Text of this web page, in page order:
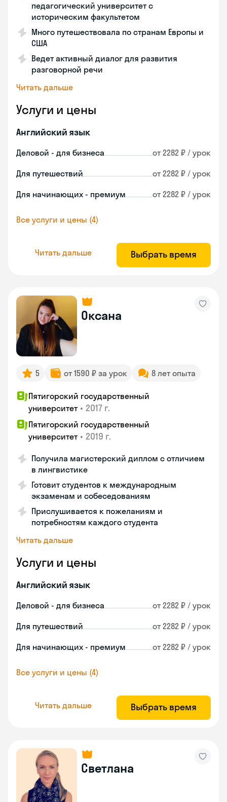
педагогический университет с
историческим факультетом
Много путешествовала по странам Европы и
США
Ведет активный диалог для развития
разговорной речи
Читать дальше
Услуги и цены
Английский язык
Деловой - для бизнеса от 2282 ₽ / урок
Для путешествий от 2282 ₽ / урок
Для начинающих - премиум от 2282 ₽ / урок
Все услуги и цены (4)
Читать дальше Выбрать время
Оксана
5 от 1590 ₽ за урок 8 лет опыта
Пятигорский государственный
университет • 2017 г.
Пятигорский государственный
университет • 2019 г.
Получила магистерский диплом с отличием
в лингвистике
Готовит студентов к международным
экзаменам и собеседованиям
Прислушивается к пожеланиям и
потребностям каждого студента
Читать дальше
Услуги и цены
Английский язык
Деловой - для бизнеса от 2282 ₽ / урок
Для путешествий от 2282 ₽ / урок
Для начинающих - премиум от 2282 ₽ / урок
Все услуги и цены (4)
Читать дальше Выбрать время
Светлана